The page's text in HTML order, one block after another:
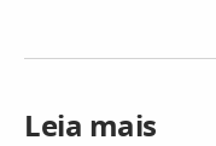
Leia mais